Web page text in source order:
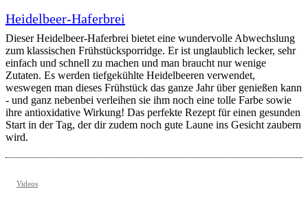
Heidelbeer-Haferbrei
Dieser Heidelbeer-Haferbrei bietet eine wundervolle Abwechslung
zum klassischen Frühstücksporridge. Er ist unglaublich lecker, sehr
einfach und schnell zu machen und man braucht nur wenige
Zutaten. Es werden tiefgekühlte Heidelbeeren verwendet,
weswegen man dieses Frühstück das ganze Jahr über genießen kann
- und ganz nebenbei verleihen sie ihm noch eine tolle Farbe sowie
ihre antioxidative Wirkung! Das perfekte Rezept für einen gesunden
Start in der Tag, der dir zudem noch gute Laune ins Gesicht zaubern
wird.
Videos